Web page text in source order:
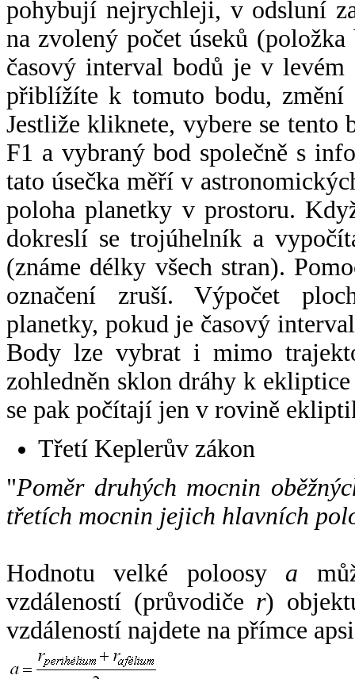
pohybují nejrychleji, v odsluní
na zvolený počet úseků
časový interval bodů je v
přiblížíte k tomuto bodu,
Jestliže kliknete, vybere se tento
F1 a vybraný bod společně s
tato úsečka měří v
poloha planetky v prostoru.
dokreslí se trojúhelník a
(známe délky všech stran).
označení zruší. Výpočet
planetky, pokud je časový
Body lze vybrat i mimo
zohledněn sklon dráhy k
se pak počítají jen v rovině
Třetí Keplerův zákon
"Poměr druhých mocnin
třetích mocnin jejich hlavních
Hodnotu velké poloosy a
vzdáleností (průvodiče r)
vzdáleností najdete na přímce